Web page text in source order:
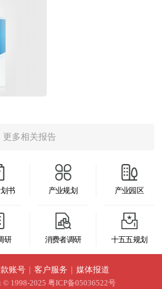
预测等等。报告还综合了工业
展动态，对行业在产品方面提
解决办法。报告对于工业机器
销商、行业管理部门以及拟进
有重要的参考价值，对于研究
发展规律、提高企业的运营效
量下滑导致需求承压、汽车电
性要求严苛、AI算力芯片封装
原材料价格波动和环保监管趋
中低端HDI产能出现结构性过
产业的发展将深度嵌入电子信
力基础设施建设，呈现
。在技术演进层面，类载板
化；高阶任意层HDI和改良型
工艺将支撑汽车ADAS模组和
（FC-BGA、FC-CSP）将成为
芯片和HBM的高带宽互连需
，汽车电子将成为HDI增长的
舱、自动驾驶、功率电子对
要的意义。中研普华拥有28年
场研究及大量项目运作经验，
300多个产业园区规划落地项
产业园区、特色小镇、田园综
慧物流、乡村振兴等类型项目
28年的产业研究服务经验，
及战略投资一体化服务体
分行业，积累了数十万份行业
力的产业研究咨询综合服务机
的产业研究报告在大量周密的
管理总局、国家发改委、国家
院发展研究中心、国家海关总
测中心、中国行业研究网、国
基础信息以及LED专业研究单
、树脂、芯材）、模具制造、
工、检测认证及运维服务等全
动力学、复合材料力学、材料
学科深度交叉融合，具有产品
术迭代快、资本投入密集、运
。作为风电产业降本增效与
更是推动风电机组向大型化、
与先进复合材料制造的技术性
国家风电装备制造水平与新材
志。 当前，中国风电叶片行
换与产能优化调整的关键转型
机厂商并出口海外市场，但行
产能过剩与供需错配压力时有
更多相关报告
书 产业规划 产业园区
研 消费者调研 十五五规划
账号 客户服务
媒体报道
© 1998-2025 粤ICP备05036522号